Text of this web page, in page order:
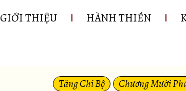
GIỚI THIỆU HÀNH THIỀN
Tăng Chi Bộ Chương Mười